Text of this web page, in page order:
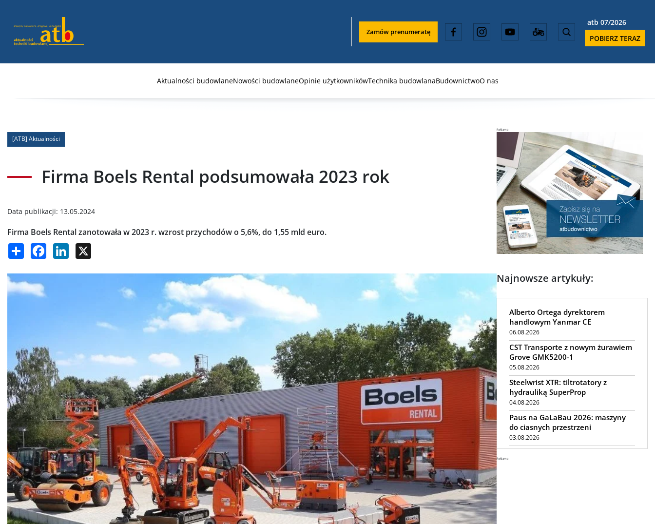
Zamów prenumeratę
atb 07/2026
POBIERZ TERAZ
Aktualności budowlaneNowości budowlaneOpinie użytkownikówTechnika budowlanaBudownictwoO nas
[ATB] Aktualności
Firma Boels Rental podsumowała 2023 rok
Data publikacji: 13.05.2024
Firma Boels Rental zanotowała w 2023 r. wzrost przychodów o 5,6%, do 1,55 mld euro.
Share Facebook LinkedIn
Reklama
Najnowsze artykuły:
Alberto Ortega dyrektorem
handlowym Yanmar CE
06.08.2026
CST Transporte z nowym żurawiem
Grove GMK5200-1
05.08.2026
Steelwrist XTR: tiltrotatory z
hydrauliką SuperProp
04.08.2026
Paus na GaLaBau 2026: maszyny
do ciasnych przestrzeni
03.08.2026
Reklama